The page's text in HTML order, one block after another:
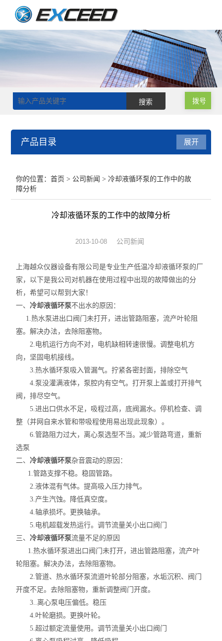
拨号
产品目录
双层玻璃反应釜
单层玻璃反应釜
低温冷却液循环泵
低温反应浴槽
高低温循环一体机
不锈钢高压反应釜
电热套
恒温干燥箱
循环水真空泵
旋片式真空泵/油泵
智能控温仪
油、水浴锅
电动搅拌器
水热合成反应釜/消解罐
电加热板
超声波清洗器
紫外分析仪
微波化学反应器
玻璃仪器烘干器
展开
你的位置：首页 > 公司新闻 > 冷却液循环泵的工作中的故
障分析
冷却液循环泵的工作中的故障分析
2013-10-08 公司新闻
上海越众仪器设备有限公司是专业生产低温冷却液循环泵的厂
家，以下是我公司对机器在使用过程中出现的故障做出的分
析，希望可以帮到大家！
一、冷却液循环泵不出水的原因：
1.热水泵进出口阀门未打开，进出管路阻塞，流产叶轮阻
塞。解决办法，去除阻塞物。
2.电机运行方向不对，电机缺相转速很慢。调整电机方
向，坚固电机接线。
3.热水循环泵吸入管漏气。拧紧各密封面，排除空气
4.泵没灌满液体，泵腔内有空气。打开泵上盖或打开排气
阀，排尽空气。
5.进出口供水不足，吸程过高，底阀漏水。停机检查、调
整（并网自来水管和带吸程使用易出现此现象）。
6.管路阻力过大，离心泵选型不当。减少管路弯道，重新
选泵
二、冷却液循环泵杂音震动的原因：
1.管路支撑不稳。稳固管路。
2.液体混有气体。提高吸入压力排气。
3.产生汽蚀。降低真空度。
4.轴承损坏。更换轴承。
5.电机超载发热运行。调节流量关小出口阀门
三、冷却液循环泵流量不足的原因
1.热水循环泵进出口阀门未打开，进出管路阻塞，流产叶
轮阻塞。解决办法，去除阻塞物。
2.管道、热水循环泵流道叶轮部分阻塞，水垢沉积、阀门
开度不足。去除阻塞物，重新调整阀门开度。
3..离心泵电压偏低。稳压
4.叶轮磨损。更换叶轮。
5.超过额定流量使用。调节流量关小出口阀门